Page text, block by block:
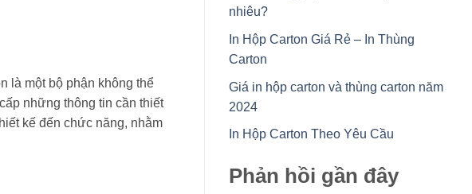
là một bộ phận không thể
những thông tin cần thiết
kế đến chức năng, nhằm
nhiêu?
In Hộp Carton Giá Rẻ – In Thùng
Carton
Giá in hộp carton và thùng carton năm
2024
In Hộp Carton Theo Yêu Cầu
Phản hồi gần đây